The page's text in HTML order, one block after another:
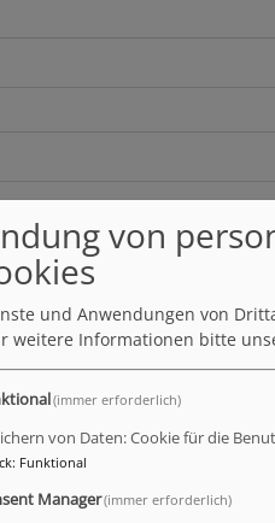
Internetadressen an.
von
und Anwendungen von
weitere Informationen bitte
(immer erforderlich)
von Daten: Cookie für die
: Funktional
Manager(immer erforderlich)